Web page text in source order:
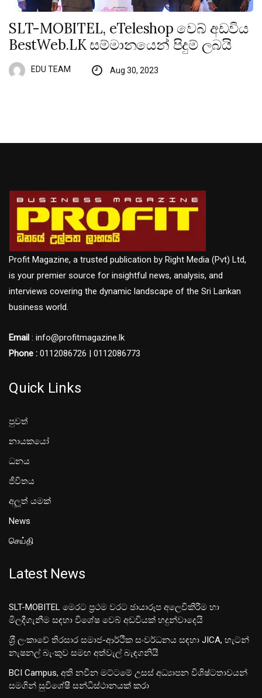
SLT-MOBITEL, eTeleshop වෙබ් අඩවිය
BestWeb.LK සම්මානයෙන් පිදුම් ලබයි
EDU TEAM Aug 30, 2023
Profit Magazine, a trusted publication by Right Media (Pvt) Ltd,
is your premier source for insightful news, analysis, and
interviews covering the dynamic landscape of the Sri Lankan
business world.
Email : info@profitmagazine.lk
Phone : 0112086726 | 0112086773
Quick Links
පුවත්
නායකයෝ
ධනය
ජීවිතය
අලූත් යමක්
News
செய்தி
Latest News
SLT-MOBITEL මෙරට ප්‍රථම වරට ඡායාරූප අලෙවිකිරීම හා
මිලදීගැනීම සඳහා විශේෂ වෙබ් අඩවියක් හදුන්වාදෙයි
ශ‍්‍රී ලංකාවේ තිරසාර සමාජ-ආර්ථික සංවර්ධනය සඳහා JICA, හැටන්
නැෂනල් බැංකුව සමඟ අත්වැල් බැඳගනියි
BCI Campus, අති නවීන මට්ටමේ උසස් අධ්‍යාපන විශිෂ්ටතාවයන්
සමගින් සුවිශේෂී සන්ධිස්ථානයක් කරා